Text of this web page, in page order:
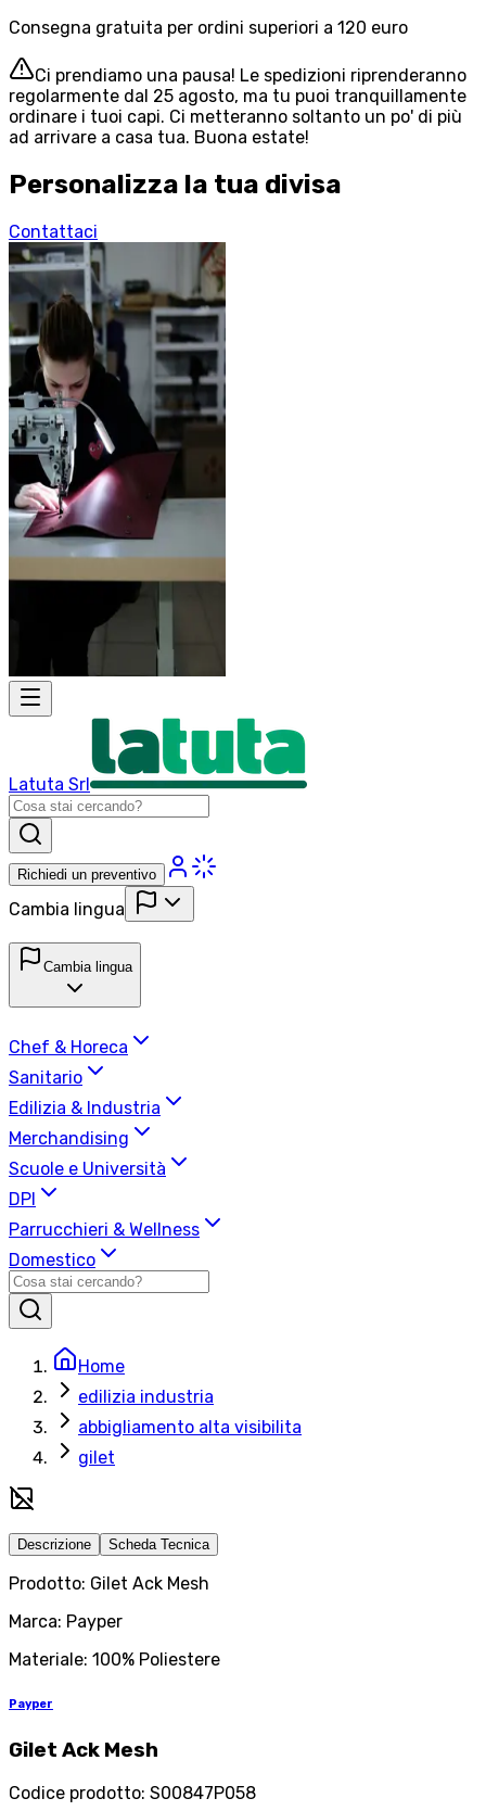
Consegna gratuita per ordini superiori a 120 euro
Ci prendiamo una pausa! Le spedizioni riprenderanno
regolarmente dal 25 agosto, ma tu puoi tranquillamente
ordinare i tuoi capi. Ci metteranno soltanto un po' di più
ad arrivare a casa tua. Buona estate!
Personalizza la tua divisa
Contattaci
Latuta Srl
Richiedi un preventivo
Cambia lingua
Cambia lingua
Chef & Horeca
Sanitario
Edilizia & Industria
Merchandising
Scuole e Università
DPI
Parrucchieri & Wellness
Domestico
Home
edilizia industria
abbigliamento alta visibilita
gilet
Descrizione Scheda Tecnica
Prodotto: Gilet Ack Mesh
Marca: Payper
Materiale: 100% Poliestere
Payper
Gilet Ack Mesh
Codice prodotto: S00847P058